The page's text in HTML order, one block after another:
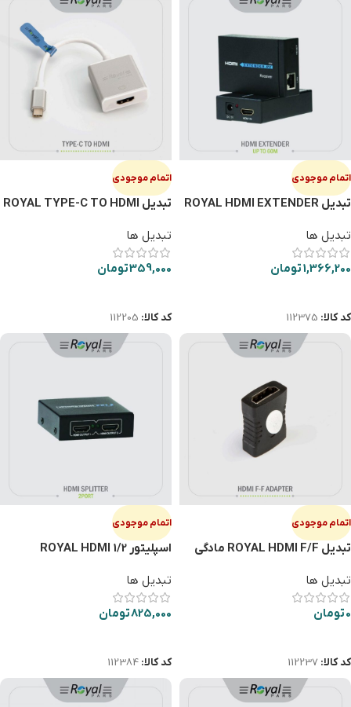
اتمام موجودی
تبديل ROYAL HDMI EXTENDER
تبدیل ها
1,366,200تومان
کد کالا: 112375
اتمام موجودی
تبديل ROYAL TYPE-C TO HDMI
تبدیل ها
359,000تومان
کد کالا: 112205
اتمام موجودی
تبديل ROYAL HDMI F/F مادگي
تبدیل ها
0تومان
کد کالا: 112237
اتمام موجودی
اسپليتور ROYAL HDMI 1/2
تبدیل ها
825,000تومان
کد کالا: 112384